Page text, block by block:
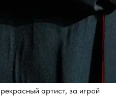
артист, за игрой